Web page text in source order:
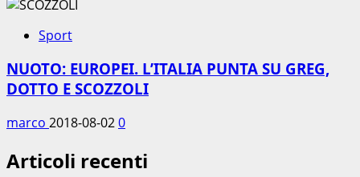
Sport
NUOTO: EUROPEI. L’ITALIA PUNTA SU GREG,
DOTTO E SCOZZOLI
marco 2018-08-020
Articoli recenti